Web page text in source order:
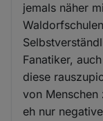
jemals näher
Fanatiker,
diese
von
eh nur